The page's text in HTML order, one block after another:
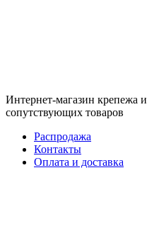
Интернет-магазин крепежа и
сопутствующих товаров
Распродажа
Контакты
Оплата и доставка